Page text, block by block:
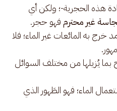
هذه الحجرية-؛ ولكن أي
غير محترمفهو حجر.
به المائعات غير الماء؛ فلا
بما يُزيلها من مختلف السوائل
الماء؛ فهو الطَهور الذي